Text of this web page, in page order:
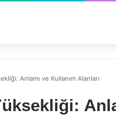
Anlamı ve Kullanım Alanları